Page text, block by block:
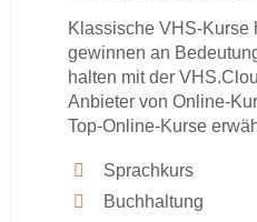
Klassische VHS-Kurse
gewinnen an
halten mit der
Anbieter von Online-
Top-Online-Kurse
Sprachkurs
Buchhaltung